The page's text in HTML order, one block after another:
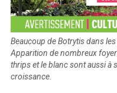
Beaucoup de Botrytis dans
Apparition de nombreux
thrips et le blanc sont aussi à
croissance.